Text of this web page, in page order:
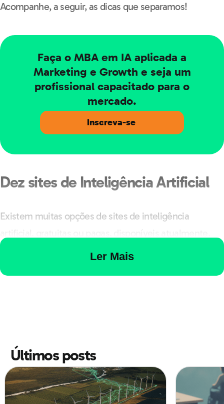
Acompanhe, a seguir, as dicas que separamos!
Faça o MBA em IA aplicada a
Marketing e Growth e seja um
profissional capacitado para o
mercado.
Inscreva-se
Dez sites de Inteligência Artificial
Existem muitas opções de sites de inteligência
Você pode, inclusive, pesquisar novos sites e
ferramentas de IA em locais como o site “There Is an AI
Entretanto, se você já quer a melhor dica sobre sites de
IA, acompanhe o nosso Top 10 de sites de inteligência
Ler Mais
Últimos posts